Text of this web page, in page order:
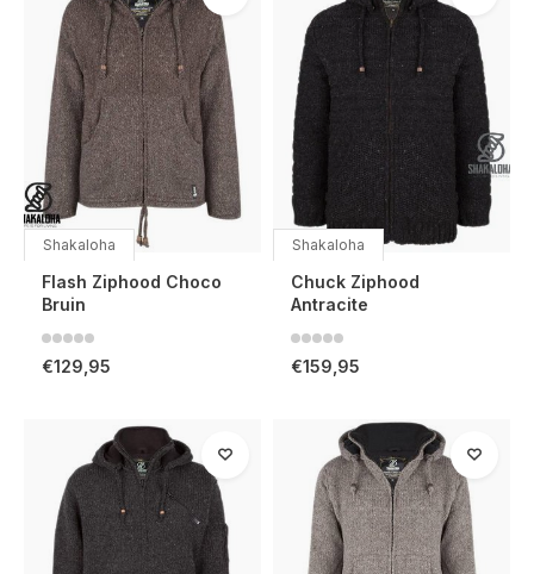
Shakaloha
Flash Ziphood Choco
Bruin
€129,95
Shakaloha
Chuck Ziphood
Antracite
€159,95